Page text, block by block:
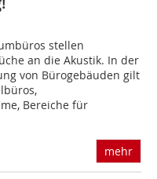
stellen
an die Akustik. In der
von Bürogebäuden gilt
Bereiche für
mehr